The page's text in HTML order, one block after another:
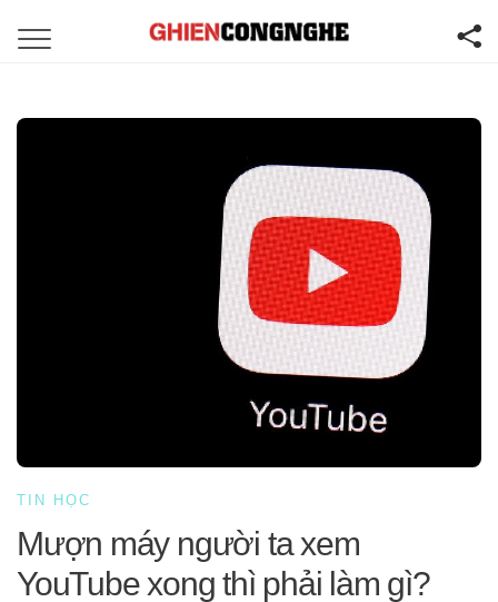
TIN HỌC
Mượn máy người ta xem
YouTube xong thì phải làm gì?